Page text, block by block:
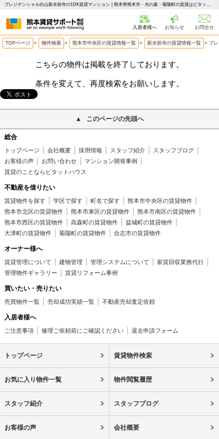
プレジデンシャル白山新水前寺の1DK賃貸マンション | 熊本県熊本市・光の森・菊陽町の賃貸はピタットハウス 熊本賃貸サポート
入居者様へ お知らせ お問合せ
TOPページ > 物件検索 > 熊本市中央区の賃貸情報一覧 > 新水前寺の賃貸情報一覧 > プ
こちらの物件は掲載を終了しております。
条件を変えて、再度検索をお願いします。
このページの先頭へ
総合
トップページ 会社概要 採用情報 スタッフ紹介
スタッフブログ
お客様の声
お問い合わせ
マンション開発事例
賃貸のことならピタットハウス
不動産を借りたい
賃貸物件を探す 学区で探す 町名で探す
熊本市中央区の賃貸物件
熊本市北区の賃貸物件
熊本市東区の賃貸物件
熊本市南区の賃貸物件
熊本市西区の賃貸物件
高森町の賃貸物件
益城町の賃貸物件
大津町の賃貸物件
菊陽町の賃貸物件 合志市の賃貸物件
オーナー様へ
賃貸管理について 建物管理 管理システムについて
家賃回収業務代行
管理物件ギャラリー
賃貸リフォーム事例
買いたい・売りたい
売買物件一覧 売却成功実績一覧 不動産売却査定依頼
入居者様へ
ご注意事項 修理ご依頼前にご確認ください 退去申請フォーム
トップページ 賃貸物件検索
お気に入り物件一覧 物件閲覧履歴
スタッフ紹介 スタッフブログ
お客様の声 会社概要